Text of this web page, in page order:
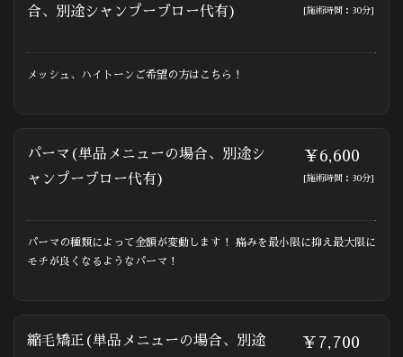
合、別途シャンプーブロー代有)
[施術時間：30分]
メッシュ、ハイトーンご希望の方はこちら！
パーマ(単品メニューの場合、別途シ
ャンプーブロー代有)
￥6,600
[施術時間：30分]
パーマの種類によって金額が変動します！ 痛みを最小限に抑え最大限に
モチが良くなるようなパーマ！
縮毛矯正(単品メニューの場合、別途
￥7,700